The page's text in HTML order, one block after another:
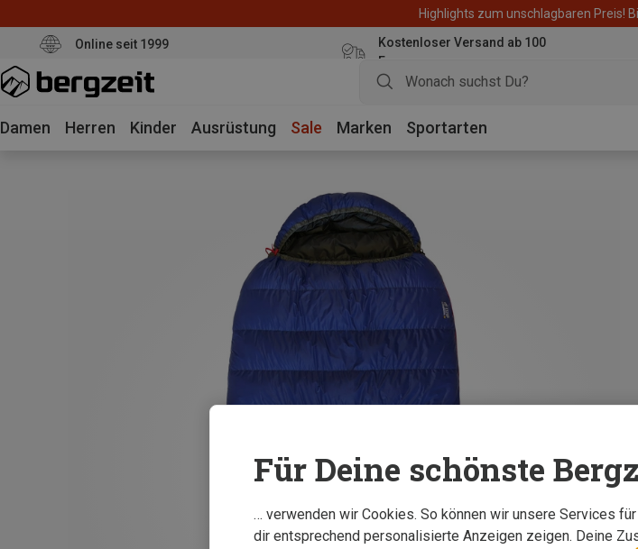
Highlights zum unschlagbaren Preis!
Online seit 1999
Kostenloser Versand ab 100
Euro
Damen Herren Kinder Ausrüstung Sale Marken Sportarten
Für Deine schönste
… verwenden wir Cookies. So können wir unsere Services
dir entsprechend personalisierte Anzeigen zeigen. Deine